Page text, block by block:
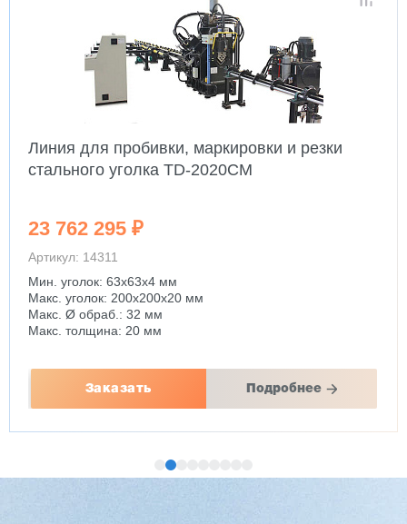
Линия для пробивки, маркировки и резки
стального уголка TD-2020CM
23 762 295 ₽
Артикул: 14311
Мин. уголок: 63x63x4 мм
Макс. уголок: 200x200x20 мм
Макс. Ø обраб.: 32 мм
Макс. толщина: 20 мм
Заказать Подробнее